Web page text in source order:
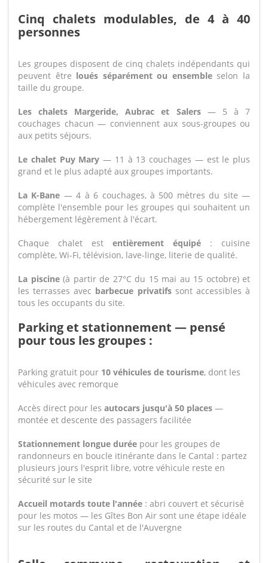
Cinq chalets modulables, de 4 à 40
personnes
Les groupes disposent de cinq chalets indépendants qui
peuvent être loués séparément ou ensemble selon la
taille du groupe.
Les chalets Margeride, Aubrac et Salers— 5 à 7
couchages chacun — conviennent aux sous-groupes ou
aux petits séjours.
Le chalet Puy Mary — 11 à 13 couchages — est le plus
grand et le plus adapté aux groupes importants.
La K-Bane — 4 à 6 couchages, à 500 mètres du site —
complète l'ensemble pour les groupes qui souhaitent un
hébergement légèrement à l'écart.
Chaque chalet est entièrement équipé : cuisine
complète, Wi-Fi, télévision, lave-linge, literie de qualité.
La piscine(à partir de 27°C du 15 mai au 15 octobre) et
les terrasses avec barbecue privatifssont accessibles à
tous les occupants du site.
Parking et stationnement — pensé
pour tous les groupes :
Parking gratuit pour 10 véhicules de tourisme, dont les
véhicules avec remorque
Accès direct pour les autocars jusqu'à 50 places —
montée et descente des passagers facilitée
Stationnement longue durée pour les groupes de
randonneurs en boucle itinérante dans le Cantal : partez
plusieurs jours l'esprit libre, votre véhicule reste en
sécurité sur le site
Accueil motards toute l'année : abri couvert et sécurisé
pour les motos — les Gîtes Bon Air sont une étape idéale
sur les routes du Cantal et de l'Auvergne